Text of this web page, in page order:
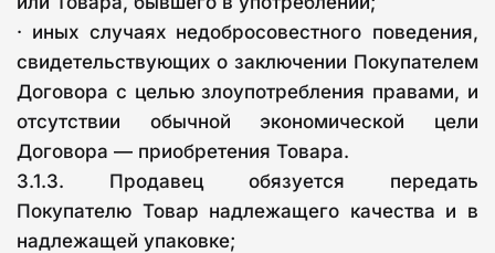
· иных случаях недобросовестного поведения,
свидетельствующих о заключении Покупателем
Договора с целью злоупотребления правами, и
отсутствии обычной экономической цели
Договора — приобретения Товара.
3.1.3. Продавец обязуется передать
Покупателю Товар надлежащего качества и в
надлежащей упаковке;